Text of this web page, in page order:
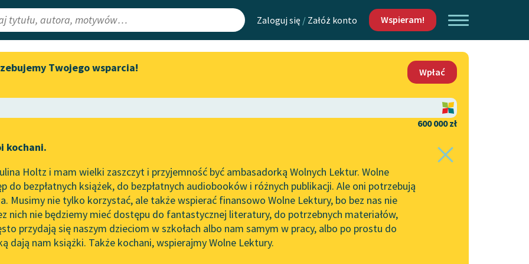
Zaloguj się / Załóż konto Wspieram!
Lektury
redakcyjne
Aktualności
Zapraszamy na spotkanie
literatury skandynawskiej
Wolne Lektury na 32.
Pol’and’Rock Festivalu
„Kochanek Lady Chatterley”
do słuchania na Wolnych
Lekturach
Nowy audiobook – „Marzenie
Mapa Wolnych Lektur
Leśmianator
API
OAI-PMH
Widget Wolnych Lektur
Kontakt
O projekcie
Zasady wykorzystania
Wolnych Lektur
Logotypy
Materiały promocyjne
Twojego wsparcia!
Wpłać
600 000 zł
kochani.
Holtz i mam wielki zaszczyt i przyjemność być ambasadorką Wolnych Lektur. Wolne
do bezpłatnych książek, do bezpłatnych audiobooków i różnych publikacji. Ale oni potrzebują
Musimy nie tylko korzystać, ale także wspierać finansowo Wolne Lektury, bo bez nas nie
nich nie będziemy mieć dostępu do fantastycznej literatury, do potrzebnych materiałów,
przydają się naszym dzieciom w szkołach albo nam samym w pracy, albo po prostu do
dają nam książki. Także kochani, wspierajmy Wolne Lektury.
✖ Oświecenie✖